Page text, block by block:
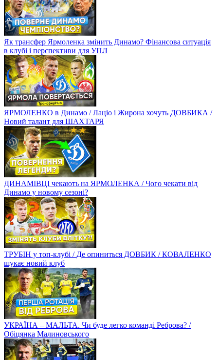
Як трансфер Ярмоленка змінить Динамо? Фінансова ситуація
в клубі і перспективи для УПЛ
ЯРМОЛЕНКО в Динамо / Лаціо і Жирона хочуть ДОВБИКА /
Новий талант для ШАХТАРЯ
ДИНАМІВЦІ чекають на ЯРМОЛЕНКА / Чого чекати від
Динамо у новому сезоні?
ТРУБІН у топ-клубі / Де опиниться ДОВБИК / КОВАЛЕНКО
шукає новий клуб
УКРАЇНА – МАЛЬТА. Чи буде легко команді Реброва? /
Обіцянка Малиновського